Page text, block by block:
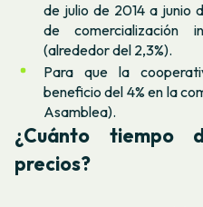
de julio de 2014 a junio
de comercialización
(alrededor del 2,3%).
Para que la
beneficio del 4% en la
Asamblea).
¿Cuánto tiempo
precios?